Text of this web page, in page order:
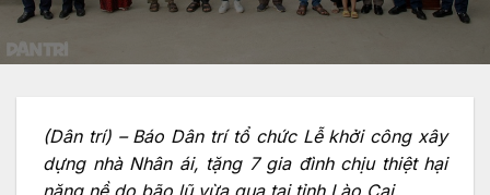
(Dân trí) – Báo Dân trí tổ chức Lễ khởi công xây
dựng nhà Nhân ái, tặng 7 gia đình chịu thiệt hại
nặng nề do bão lũ vừa qua tại tỉnh Lào Cai.